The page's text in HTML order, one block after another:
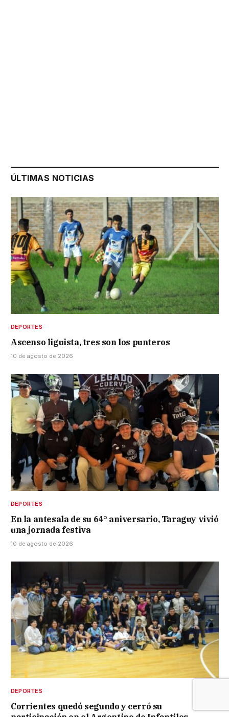
ÚLTIMAS NOTICIAS
DEPORTES
Ascenso liguista, tres son los punteros
10 de agosto de 2026
DEPORTES
En la antesala de su 64° aniversario, Taraguy vivió
una jornada festiva
10 de agosto de 2026
DEPORTES
Corrientes quedó segundo y cerró su